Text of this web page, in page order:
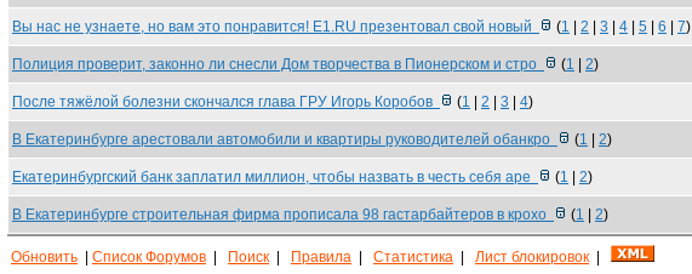
Вы нас не узнаете, но вам это понравится! E1.RU презентовал свой новый (1 2 3 4 5 6 7)
Полиция проверит, законно ли снесли Дом творчества в Пионерском и стро (1 2)
После тяжёлой болезни скончался глава ГРУ Игорь Коробов (1 2 3 4)
В Екатеринбурге арестовали автомобили и квартиры руководителей обанкро (1 2)
Екатеринбургский банк заплатил миллион, чтобы назвать в честь себя аре (1 2)
В Екатеринбурге строительная фирма прописала 98 гастарбайтеров в крохо (1 2)
Обновить Список Форумов Поиск Правила Статистика Лист блокировок